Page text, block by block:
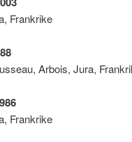
Frankrike
Arbois, Jura,
Frankrike